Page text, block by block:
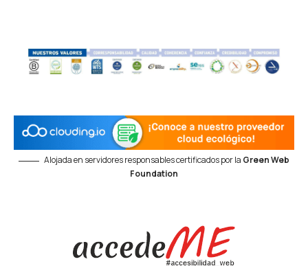
Alojada en servidores responsables certificados por la Green Web
Foundation